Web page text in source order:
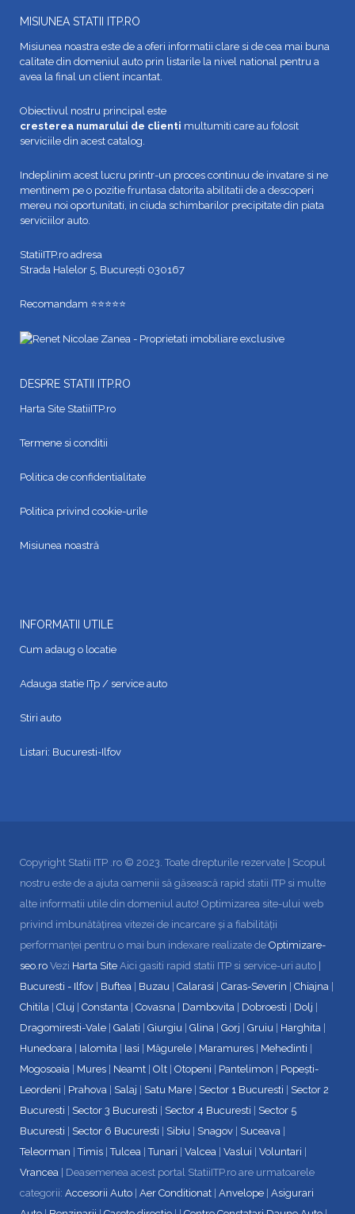
MISIUNEA STATII ITP.RO
Misiunea noastra este de a oferi informatii clare si de cea mai buna
calitate din domeniul auto prin listarile la nivel national pentru a
avea la final un client incantat.
Obiectivul nostru principal este
cresterea numarului de clienti multumiti care au folosit
serviciile din acest catalog.
Indeplinim acest lucru printr-un proces continuu de invatare si ne
mentinem pe o pozitie fruntasa datorita abilitatii de a descoperi
mereu noi oportunitati, in ciuda schimbarilor precipitate din piata
serviciilor auto.
StatiiITP.ro adresa
Strada Halelor 5, București 030167
Recomandam ⭐⭐⭐⭐⭐
DESPRE STATII ITP.RO
Harta Site StatiiITP.ro
Termene si conditii
Politica de confidentialitate
Politica privind cookie-urile
Misiunea noastră
INFORMATII UTILE
Cum adaug o locatie
Adauga statie ITp / service auto
Stiri auto
Listari: Bucuresti-Ilfov
Copyright Statii ITP .ro © 2023. Toate drepturile rezervate | Scopul
nostru este de a ajuta oamenii să găsească rapid statii ITP si multe
alte informatii utile din domeniul auto! Optimizarea site-ului web
privind imbunătățirea vitezei de incarcare și a fiabilității
performanței pentru o mai bun indexare realizate de Optimizare-
seo.ro Vezi Harta Site Aici gasiti rapid statii ITP si service-uri auto |
Bucuresti - Ilfov | Buftea | Buzau | Calarasi | Caras-Severin | Chiajna |
Chitila | Cluj | Constanta | Covasna | Dambovita | Dobroesti | Dolj |
Dragomiresti-Vale | Galati | Giurgiu | Glina | Gorj | Gruiu | Harghita |
Hunedoara | Ialomita | Iasi | Măgurele | Maramures | Mehedinti |
Mogosoaia | Mures | Neamt | Olt | Otopeni | Pantelimon | Popești-
Leordeni | Prahova | Salaj | Satu Mare | Sector 1 Bucuresti | Sector 2
Bucuresti | Sector 3 Bucuresti | Sector 4 Bucuresti | Sector 5
Bucuresti | Sector 6 Bucuresti | Sibiu | Snagov | Suceava |
Teleorman |Timis |Tulcea |Tunari | Valcea | Vaslui | Voluntari |
Vrancea | Deasemenea acest portal StatiiITP.ro are urmatoarele
categorii: Accesorii Auto | Aer Conditionat | Anvelope | Asigurari